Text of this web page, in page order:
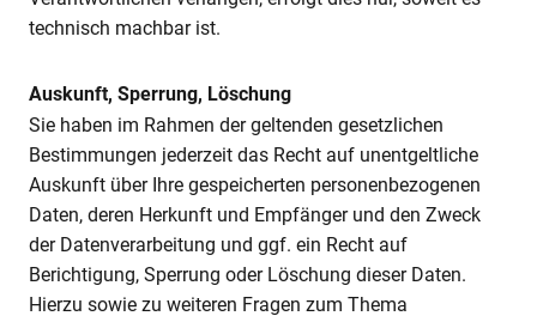
technisch machbar ist.
Auskunft, Sperrung, Löschung
Sie haben im Rahmen der geltenden gesetzlichen
Bestimmungen jederzeit das Recht auf unentgeltliche
Auskunft über Ihre gespeicherten personenbezogenen
Daten, deren Herkunft und Empfänger und den Zweck
der Datenverarbeitung und ggf. ein Recht auf
Berichtigung, Sperrung oder Löschung dieser Daten.
Hierzu sowie zu weiteren Fragen zum Thema